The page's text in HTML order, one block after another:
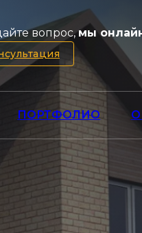
вопрос,мы
ПОРТФОЛИО